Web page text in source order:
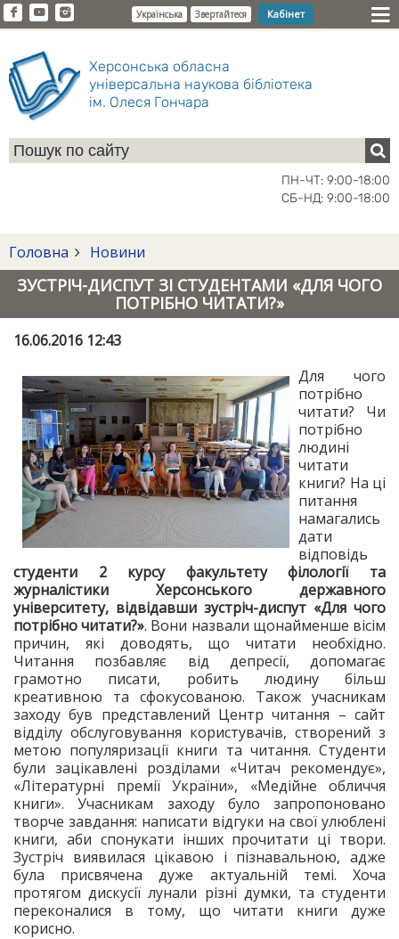
Українська Звертайтеся Кабінет
Херсонська обласна
універсальна наукова бібліотека
ім. Олеся Гончара
ПН-ЧТ: 9:00-18:00
СБ-НД: 9:00-18:00
Головна Новини
ЗУСТРІЧ-ДИСПУТ ЗІ СТУДЕНТАМИ «ДЛЯ ЧОГО
ПОТРІБНО ЧИТАТИ?»
16.06.2016 12:43
Для чого
потрібно
читати? Чи
потрібно
людині
читати
книги? На ці
питання
намагались
дати
відповідь
студенти 2 курсу факультету філології та
журналістики Херсонського державного
університету, відвідавши зустріч-диспут «Для чого
потрібно читати?». Вони назвали щонайменше вісім
причин, які доводять, що читати необхідно.
Читання позбавляє від депресії, допомагає
грамотно писати, робить людину більш
креативною та сфокусованою. Також учасникам
заходу був представлений Центр читання – сайт
відділу обслуговування користувачів, створений з
метою популяризації книги та читання. Студенти
були зацікавлені розділами «Читач рекомендує»,
«Літературні премії України», «Медійне обличчя
книги». Учасникам заходу було запропоновано
творче завдання: написати відгуки на свої улюблені
книги, аби спонукати інших прочитати ці твори.
Зустріч виявилася цікавою і пізнавальною, адже
була присвячена дуже актуальній темі. Хоча
протягом дискусії лунали різні думки, та студенти
переконалися в тому, що читати книги дуже
корисно.